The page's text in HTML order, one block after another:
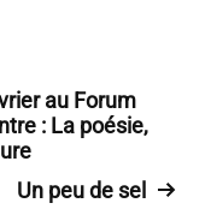
au Forum
: La poésie,
Un peu de sel